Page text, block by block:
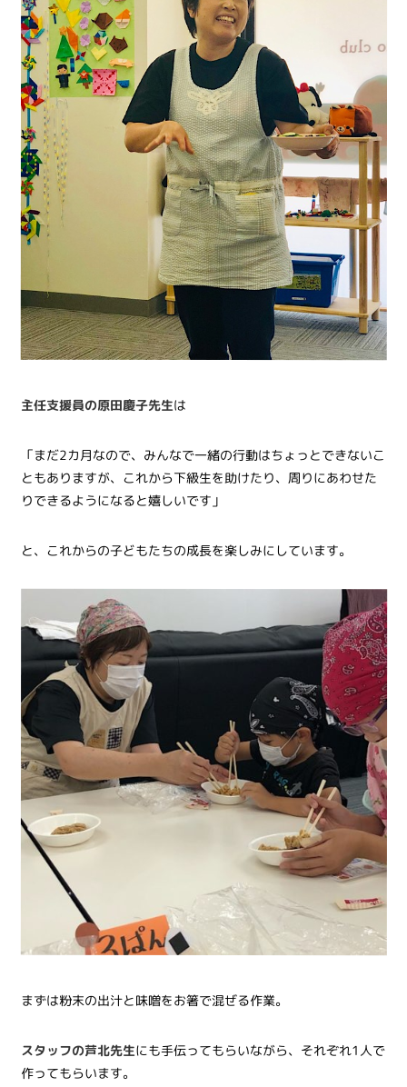
主任支援員の原田慶子先生は
「まだ2カ月なので、みんなで一緒の行動はちょっとできないこ
ともありますが、これから下級生を助けたり、周りにあわせた
りできるようになると嬉しいです」
と、これからの子どもたちの成長を楽しみにしています。
まずは粉末の出汁と味噌をお箸で混ぜる作業。
スタッフの芦北先生にも手伝ってもらいながら、それぞれ1人で
作ってもらいます。